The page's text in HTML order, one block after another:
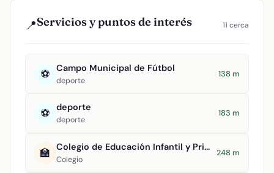
📍Servicios y puntos de interés 11 cerca
⚽ Campo Municipal de Fútbol
deporte
138 m
⚽ deporte
deporte
183 m
🏫 Colegio de Educación Infantil y Primaria Tomasa Gallardo
Colegio
248 m